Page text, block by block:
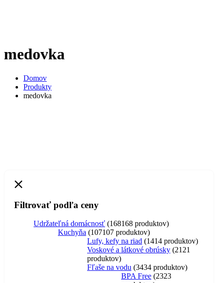
medovka
Domov
Produkty
medovka
Filtrovať podľa ceny
Udržateľná domácnosť 168168 produktov
Kuchyňa
107107 produktov
Lufy, kefy na riad
1414 produktov
Voskové a látkové obrúsky 21 21
produktov
Fľaše na vodu 3434 produktov
BPA Free 2323